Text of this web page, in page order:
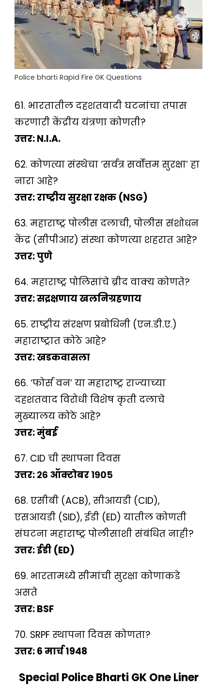
Police bharti Rapid Fire GK Questions
61. भारतातील दहशतवादी घटनांचा तपास
करणारी केंद्रीय यंत्रणा कोणती?
उत्तर: N.I.A.
62. कोणत्या संस्थेचा ‘सर्वत्र सर्वोत्तम सुरक्षा’ हा
नारा आहे?
उत्तर: राष्ट्रीय सुरक्षा रक्षक (NSG)
63. महाराष्ट्र पोलीस दलाची, पोलीस संशोधन
केंद्र (सीपीआर) संस्था कोणत्या शहरात आहे?
उत्तर: पुणे
64. महाराष्ट्र पोलिसांचे ब्रीद वाक्य कोणते?
उत्तर: सद्रक्षणाय खलनिग्रहणाय
65. राष्ट्रीय संरक्षण प्रबोधिनी (एन.डी.ए.)
महाराष्ट्रात कोठे आहे?
उत्तर: खडकवासला
66. ‘फोर्स वन’ या महाराष्ट्र राज्याच्या
दहशतवाद विरोधी विशेष कृती दलाचे
मुख्यालय कोठे आहे?
उत्तर: मुंबई
67. CID ची स्थापना दिवस
उत्तर: २६ ऑक्टोबर १९०५
68. एसीबी (ACB), सीआयडी (CID),
एसआयडी (SID), ईडी (ED) यातील कोणती
संघटना महाराष्ट्र पोलीसाशी संबंधित नाही?
उत्तर: ईडी (ED)
69. भारतामध्ये सीमांची सुरक्षा कोणाकडे
असते
उत्तर: BSF
70. SRPF स्थापना दिवस कोणता?
उत्तर: 6 मार्च 1948
Special Police Bharti GK One Liner